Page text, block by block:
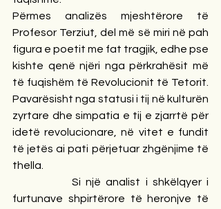
Përmes analizës mjeshtërore të
Profesor Terziut, del më së miri në pah
figura e poetit me fat tragjik, edhe pse
kishte qenë njëri nga përkrahësit më
të fuqishëm të Revolucionit të Tetorit.
Pavarësisht nga statusi i tij në kulturën
zyrtare dhe simpatia e tij e zjarrtë për
idetë revolucionare, në vitet e fundit
të jetës ai pati përjetuar zhgënjime të
thella.
Si një analist i shkëlqyer i
furtunave shpirtërore të heronjve të